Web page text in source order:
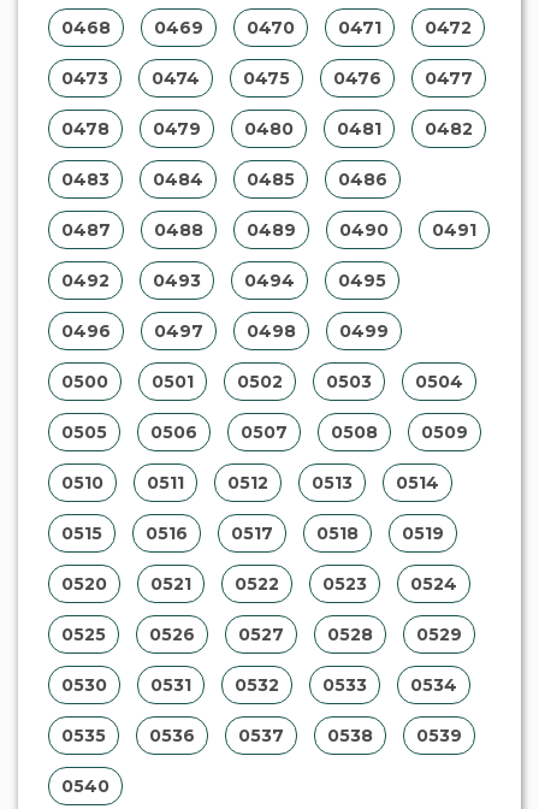
0468 0469 0470 0471 0472
0473 0474 0475 0476 0477
0478 0479 0480 0481 0482
0483 0484 0485 0486
0487 0488 0489 0490 0491
0492 0493 0494 0495
0496 0497 0498 0499
0500 0501 0502 0503 0504
0505 0506 0507 0508 0509
0510 0511 0512 0513 0514
0515 0516 0517 0518 0519
0520 0521 0522 0523 0524
0525 0526 0527 0528 0529
0530 0531 0532 0533 0534
0535 0536 0537 0538 0539
0540